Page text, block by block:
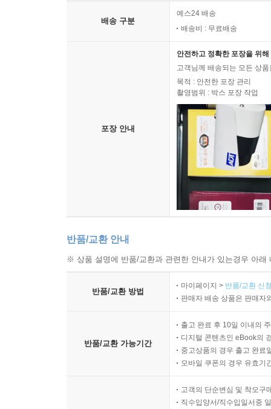
__13.4 Docker Hub Automated Build 활용하기
14장 ▶ Docker Remote API 사용하기
____14.1.1 컨테이너 생성 및 시작하기
____14.1.2 이미지 생성하기
____14.1.3 컨테이너 목록 출력하기
____14.1.4 이미지 목록 출력하기
____14.1.5 기타 예제 및 함수
__14.2 Docker Remote API Python 라이브러리로
____14.2.2 Python 라이브러리 사용하기
__15.1 VirtualBox에 CoreOS 설치하기
____15.1.1 systemd로 서비스 실행하기
__15.3 etcd 사용하기
____15.3.1 etcd 키, 디렉터리 생성하기
____15.3.3 etcd 키, 디렉터리 자동 삭제 설정하기
__15.4 fleet 사용하기
____15.4.1 fleet 머신 목록 출력하기
____15.4.3 fleet 유닛 목록 출력하기
____15.4.4 fleet 유닛 상태 확인하기
배송 구분
예스24 배송
배송비 : 무료배송
포장 안내
안전하고 정확한 포장을 위
고객님께 배송되는 모든 상
목적 : 안전한 포장 관리
촬영범위 : 박스 포장 작업
반품/교환 안내
※ 상품 설명에 반품/교환과 관련한 안내가 있는경우 아
반품/교환 방법
마이페이지 > 반품/교환 신
판매자 배송 상품은 판매자
반품/교환 가능기간
출고 완료 후 10일 이내의
디지털 콘텐츠인 eBook의
중고상품의 경우 출고 완료
모바일 쿠폰의 경우 유효기
고객의 단순변심 및 착오구
직수입양서/직수입일서중